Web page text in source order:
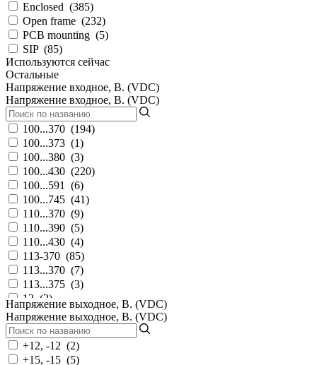
Enclosed (385)
Open frame (232)
PCB mounting (5)
SIP (85)
Используются сейчас
Остальные
Напряжение входное, В. (VDC)
Напряжение входное, В. (VDC)
100...370 (194)
100...373 (1)
100...380 (3)
100...430 (220)
100...591
(6)
100...745 (41)
110...370 (9)
110...390 (5)
110...430 (4)
113-370 (85)
113...370 (7)
113...375 (3)
12 (2)
120-370( 503)
120-373(7)
120-430(6)
120...370(166
Напряжение выходное, В. (VDC)
Напряжение выходное, В. (VDC)
+12, -12 (2)
+15, -15 (5)